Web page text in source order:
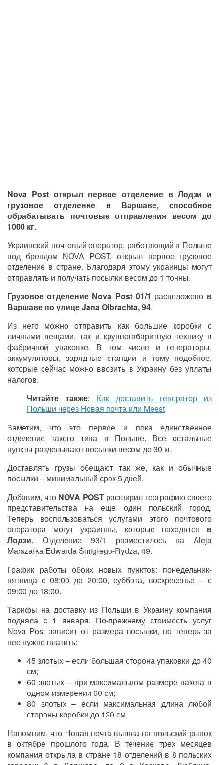
Nova Post открыл первое отделение в Лодзи и
грузовое отделение в Варшаве, способное
обрабатывать почтовые отправления весом до
1000 кг.
Украинский почтовый оператор, работающий в Польше
под брендом NOVA POST, открыл первое грузовое
отделение в стране. Благодаря этому украинцы могут
отправлять и получать посылки весом до 1 тонны.
Грузовое отделение Nova Post 01/1 расположенов
Варшаве по улице Jana Olbrachta, 94.
Из него можно отправить как большие коробки с
личными вещами, так и крупногабаритную технику в
фабричной упаковке. В том числе и генераторы,
аккумуляторы, зарядные станции и тому подобное,
которые сейчас можно ввозить в Украину без уплаты
налогов.
Читайте также: Как доставить генератор из
Польши через Новая почта или Meest
Заметим, что это первое и пока единственное
отделение такого типа в Польше. Все остальные
пункты разделывают посылки весом до 30 кг.
Доставлять грузы обещают так же, как и обычные
посылки – минимальный срок 5 дней.
Добавим, что NOVA POSTрасширил географию своего
представительства на еще один польский город.
Теперь воспользоваться услугами этого почтового
оператора могут украинцы, которые находятся в
Лодзи. Отделение 93/1 разместилось на Aleja
Marszałka Edwarda Śmigłego-Rydza, 49.
График работы обоих новых пунктов: понедельник-
пятница с 08:00 до 20:00, суббота, воскресенье – с
09:00 до 18:00.
Тарифы на доставку из Польши в Украину компания
подняла с 1 января. По-прежнему стоимость услуг
Nova Post зависит от размера посылки, но теперь за
нее нужно платить:
45 злотых – если большая сторона упаковки до 40
см;
60 злотых – при максимальном размере пакета в
одном измерении 60 см;
80 злотых – если максимальная длина любой
стороны коробки до 120 см.
Напомним, что Новая почта вышла на польский рынок
в октябре прошлого года. В течение трех месяцев
компания открыла в стране 18 отделений в 8 польских